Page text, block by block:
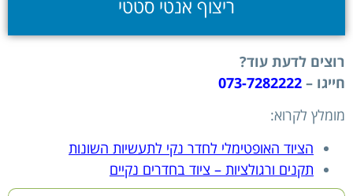
ריצוף אנטי סטטי
רוצים לדעת עוד?
חייגו – 073-7282222
מומלץ לקרוא:
הציוד האופטימלי לחדר נקי לתעשיות השונות
תקנים ורגולציות – ציוד בחדרים נקיים